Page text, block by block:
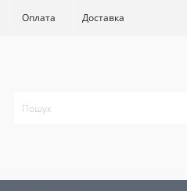
Оплата Доставка